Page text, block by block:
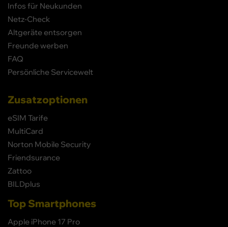
Infos für Neukunden
Netz-Check
Altgeräte entsorgen
Freunde werben
FAQ
Persönliche Servicewelt
Zusatzoptionen
eSIM Tarife
MultiCard
Norton Mobile Security
Friendsurance
Zattoo
BILDplus
Top Smartphones
Apple iPhone 17 Pro